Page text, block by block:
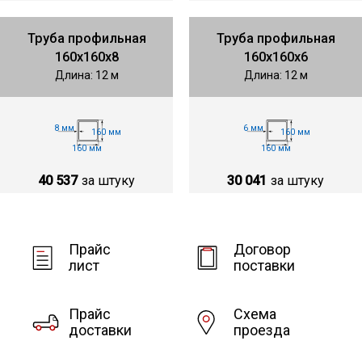
Труба профильная
160х160х8
Длина: 12 м
8 мм
160 мм
160 мм
40 537 за штуку
Труба профильная
160х160х6
Длина: 12 м
6 мм
160 мм
160 мм
30 041 за штуку
Прайс
лист
Договор
поставки
Прайс
доставки
Схема
проезда